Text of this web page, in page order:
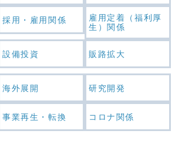
採用・雇用関係
雇用定着（福利厚
生）関係
設備投資 販路拡大
海外展開 研究開発
事業再生・転換 コロナ関係